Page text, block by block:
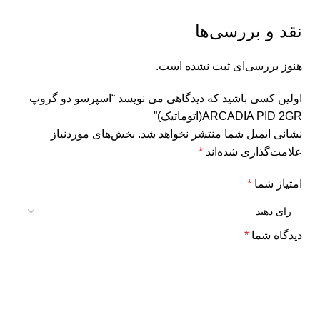
نقد و بررسی‌ها
هنوز بررسی‌ای ثبت نشده است.
اولین کسی باشید که دیدگاهی می نویسد “اسپرسو دو گروپ
ARCADIA PID 2GR(اتوماتیک)”
نشانی ایمیل شما منتشر نخواهد شد. بخش‌های موردنیاز
علامت‌گذاری شده‌اند *
امتیاز شما *
دیدگاه شما *